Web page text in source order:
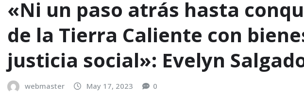
«Ni un paso atrás hasta
de la Tierra Caliente con
justicia social»: Evelyn
webmaster May 17, 2023 0